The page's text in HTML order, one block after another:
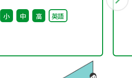
回） 配付資料
小 中 高 英語